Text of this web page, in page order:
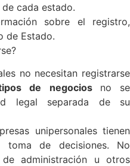
cada estado.
sobre el registro,
de Estado.
no necesitan registrarse
de negocios no se
legal separada de su
unipersonales tienen
toma de decisiones. No
administración u otros